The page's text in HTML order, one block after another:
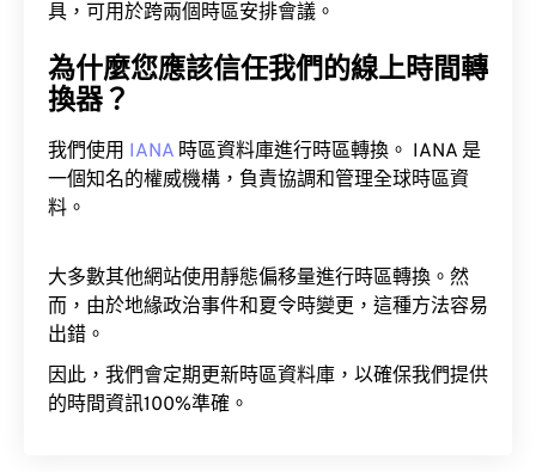
具，可用於跨兩個時區安排會議。
為什麼您應該信任我們的線上時間轉
換器？
我們使用 IANA 時區資料庫進行時區轉換。 IANA 是
一個知名的權威機構，負責協調和管理全球時區資
料。
大多數其他網站使用靜態偏移量進行時區轉換。然
而，由於地緣政治事件和夏令時變更，這種方法容易
出錯。
因此，我們會定期更新時區資料庫，以確保我們提供
的時間資訊100%準確。